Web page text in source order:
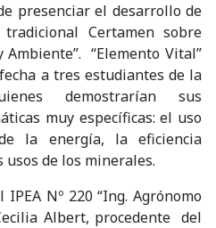
presenciar el desarrollo de
Certamen sobre
Ambiente”. “Elemento Vital”
a tres estudiantes de la
demostrarían sus
muy específicas: el uso
la energía, la eficiencia
de los minerales.
Nº 220 “Ing. Agrónomo
Albert, procedente del